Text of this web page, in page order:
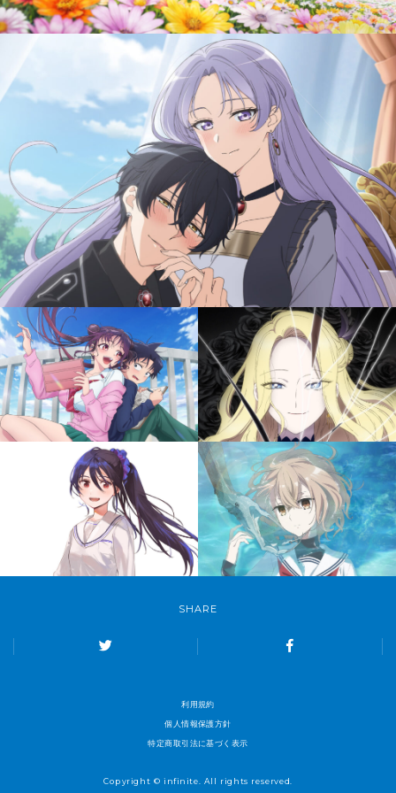
SHARE
利用規約
個人情報保護方針
特定商取引法に基づく表示
Copyright © infinite. All rights reserved.